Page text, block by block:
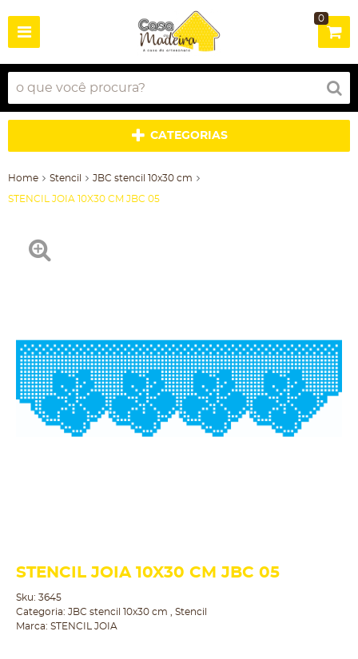
0
CATEGORIAS
Home Stencil JBC stencil 10x30 cm
STENCIL JOIA 10X30 CM JBC 05
STENCIL JOIA 10X30 CM JBC 05
Sku: 3645
Categoria: JBC stencil 10x30 cm
Stencil
Marca: STENCIL JOIA